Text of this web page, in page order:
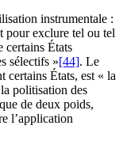
instrumentale :
pour exclure tel ou tel
certains États
sélectifs »[44]. Le
certains États, est « la
politisation des
de deux poids,
l’application